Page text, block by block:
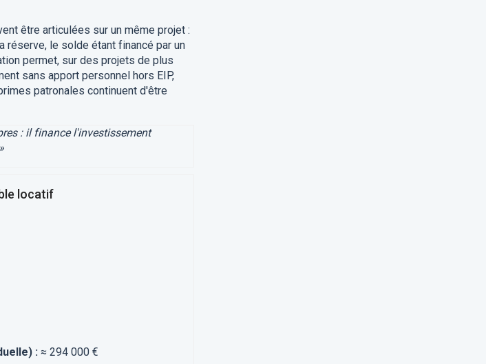
être articulées sur un même projet :
réserve, le solde étant financé par un
permet, sur des projets de plus
sans apport personnel hors EIP,
patronales continuent d'être
: il finance l'investissement
locatif
: ≈ 294 000 €